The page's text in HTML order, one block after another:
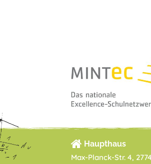
Haupthaus
Max-Planck-Str. 4,